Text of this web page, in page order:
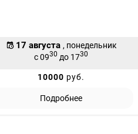
17 августа , понедельник
с 0930 до 1730
10000 руб.
Подробнее